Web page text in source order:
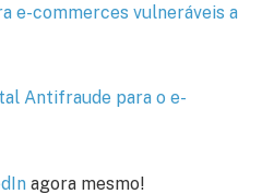
e-commerces vulneráveis a
Antifraude para o e-
agora mesmo!